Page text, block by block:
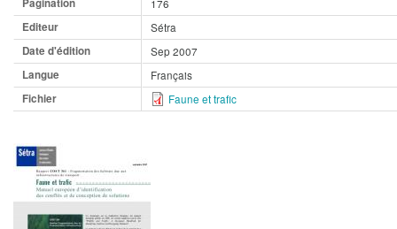
Pagination
176
Editeur
Sétra
Date d'édition
Sep 2007
Langue
Français
Fichier
Faune et trafic